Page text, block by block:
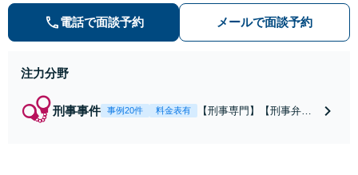
【弁護士泉義孝が相談、刑事弁護を
担当】【逮捕・勾留でお悩みの方は
電話で面談予約 メールで面談予約
注力分野
刑事事件 事例20件 料金表有
【刑事専門】【刑事弁護